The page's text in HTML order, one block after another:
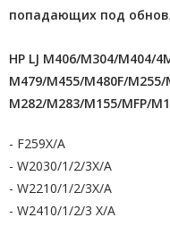
попадающих под
HP LJ M406/M304/M404/
M479/M455/M480F/M255/
M282/M283/M155/MFP/
- F259X/A
- W2030/1/2/3X/A
- W2210/1/2/3X/A
- W2410/1/2/3 X/A